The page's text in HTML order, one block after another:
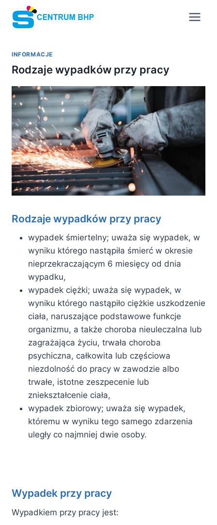
Przejdź
INFORMACJE
Rodzaje wypadków przy pracy
Rodzaje wypadków przy pracy
wypadek śmiertelny; uważa się wypadek, w
wyniku którego nastąpiła śmierć w okresie
nieprzekraczającym 6 miesięcy od dnia
wypadku,
wypadek ciężki; uważa się wypadek, w
wyniku którego nastąpiło ciężkie uszkodzenie
ciała, naruszające podstawowe funkcje
organizmu, a także choroba nieuleczalna lub
zagrażająca życiu, trwała choroba
psychiczna, całkowita lub częściowa
niezdolność do pracy w zawodzie albo
trwałe, istotne zeszpecenie lub
zniekształcenie ciała,
wypadek zbiorowy; uważa się wypadek,
któremu w wyniku tego samego zdarzenia
uległy co najmniej dwie osoby.
Wypadek przy pracy
Wypadkiem przy pracy jest: